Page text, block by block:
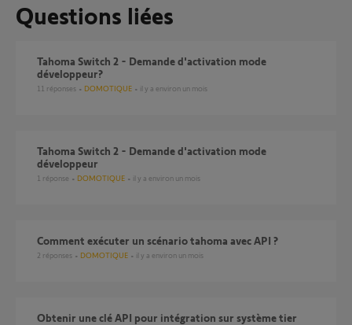
Questions liées
Tahoma Switch 2 - Demande d'activation mode
développeur?
11 réponses DOMOTIQUE il y a environ un mois
Tahoma Switch 2 - Demande d'activation mode
développeur
1 réponse DOMOTIQUE il y a environ un mois
comment exécuter un scénario tahoma avec API ?
2 réponses DOMOTIQUE il y a environ un mois
Obtenir une clé API pour intégration sur système tier